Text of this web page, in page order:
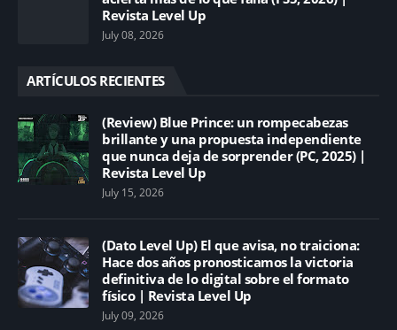
Revista Level Up
July 08, 2026
ARTÍCULOS RECIENTES
(Review) Blue Prince: un rompecabezas
brillante y una propuesta independiente
que nunca deja de sorprender (PC, 2025) |
Revista Level Up
July 15, 2026
(Dato Level Up) El que avisa, no traiciona:
Hace dos años pronosticamos la victoria
definitiva de lo digital sobre el formato
físico | Revista Level Up
July 09, 2026